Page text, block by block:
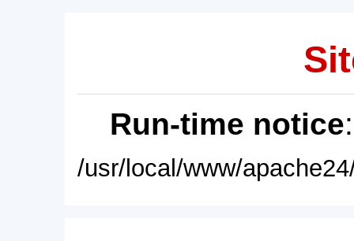
Run-time notice
/usr/local/www/